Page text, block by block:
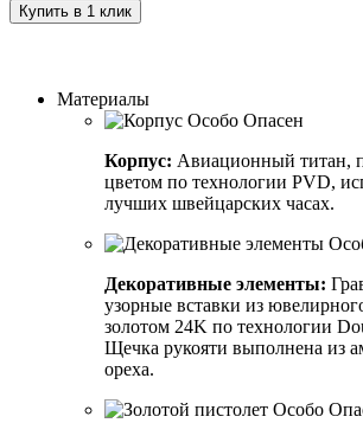
Купить в 1 клик
Материалы
Корпус: Авиационный титан,
цветом по технологии PVD,
лучших швейцарских часах.
Декоративные элементы:
узорные вставки из
золотом 24K по технологии
Щечка рукояти выполнена из
ореха.